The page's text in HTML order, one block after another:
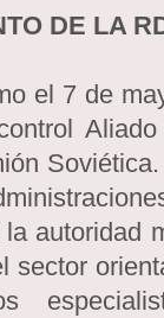
DE LA
el 7 de
autoridad
sector